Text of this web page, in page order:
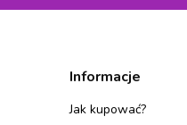
Informacje
Jak kupować?